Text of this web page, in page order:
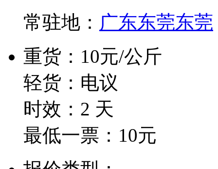
常驻地： 广东东莞东莞
重货：10元/公斤
轻货：电议
时效：2 天
最低一票：10元